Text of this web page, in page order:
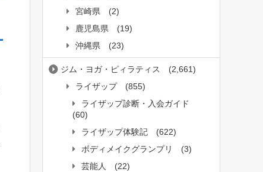
宮崎県
(2)
鹿児島県
(19)
沖縄県
(23)
ジム・ヨガ・ピィラティス
(2,661)
ライザップ
(855)
ライザップ診断・入会ガイド
(60)
ライザップ体験記
(622)
ボディメイクグランプリ
(3)
芸能人
(22)